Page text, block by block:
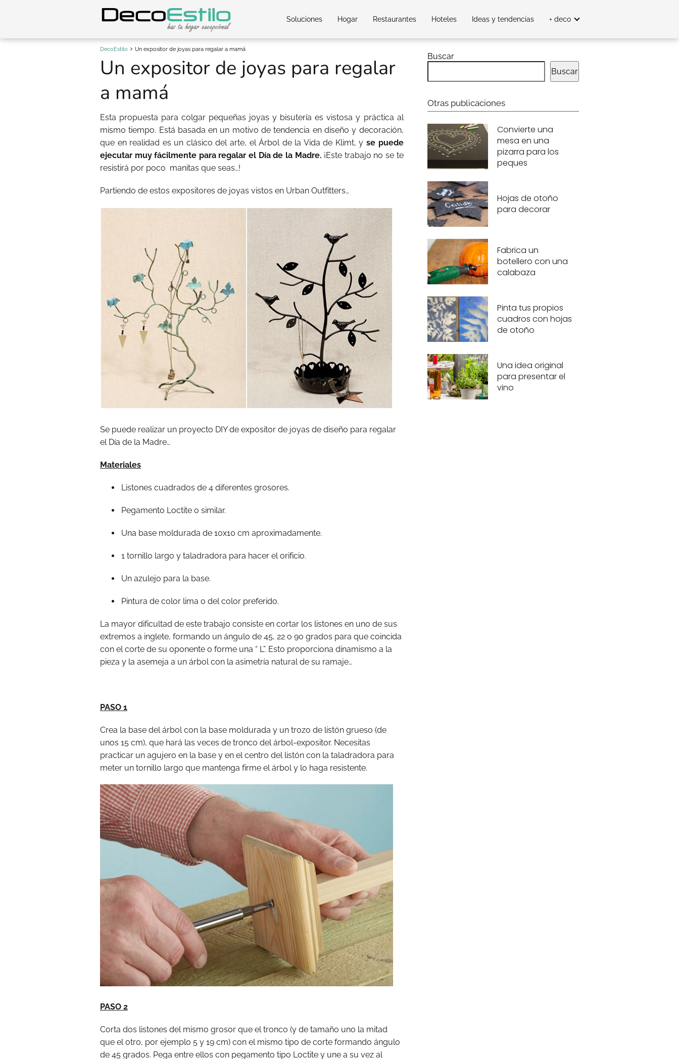
Soluciones Hogar Restaurantes Hoteles Ideas y tendencias + deco
DecoEstilo Un expositor de joyas para regalar a mamá
Un expositor de joyas para regalar
a mamá
Esta propuesta para colgar pequeñas joyas y bisutería es vistosa y práctica al
mismo tiempo. Está basada en un motivo de tendencia en diseño y decoración,
que en realidad es un clásico del arte, el Árbol de la Vida de Klimt, yse puede
ejecutar muy fácilmente para regalar el Día de la Madre. ¡Este trabajo no se te
resistirá por poco manitas que seas…!
Partiendo de estos expositores de joyas vistos en Urban Outfitters…
Se puede realizar un proyecto DIY de expositor de joyas de diseño para regalar
el Día de la Madre…
Materiales
Listones cuadrados de 4 diferentes grosores.
Pegamento Loctite o similar.
Una base moldurada de 10x10 cm aproximadamente.
1 tornillo largo y taladradora para hacer el orificio.
Un azulejo para la base.
Pintura de color lima o del color preferido.
La mayor dificultad de este trabajo consiste en cortar los listones en uno de sus
extremos a inglete, formando un ángulo de 45, 22 o 90 grados para que coincida
con el corte de su oponente o forme una “ L”. Esto proporciona dinamismo a la
pieza y la asemeja a un árbol con la asimetría natural de su ramaje…
PASO 1
Crea la base del árbol con la base moldurada y un trozo de listón grueso (de
unos 15 cm), que hará las veces de tronco del árbol-expositor. Necesitas
practicar un agujero en la base y en el centro del listón con la taladradora para
meter un tornillo largo que mantenga firme el árbol y lo haga resistente.
PASO 2
Corta dos listones del mismo grosor que el tronco (y de tamaño uno la mitad
que el otro, por ejemplo 5 y 19 cm) con el mismo tipo de corte formando ángulo
de 45 grados. Pega entre ellos con pegamento tipo Loctite y une a su vez al
Buscar
Buscar
Otras publicaciones
Convierte una
mesa en una
pizarra para los
peques
Hojas de otoño
para decorar
Fabrica un
botellero con una
calabaza
Pinta tus propios
cuadros con hojas
de otoño
Una idea original
para presentar el
vino